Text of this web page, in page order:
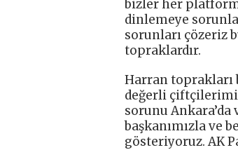
bizler her
dinlemeye
sorunları çözeriz
topraklardır.
Harran
değerli
sorunu
başkanımızla ve
gösteriyoruz. AK